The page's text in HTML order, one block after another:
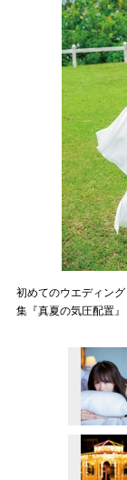
初めてのウエディン
集『真夏の気圧配置